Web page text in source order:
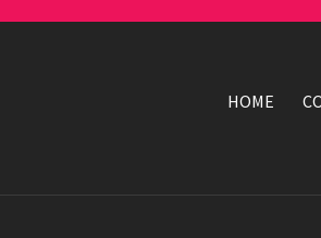
HOME